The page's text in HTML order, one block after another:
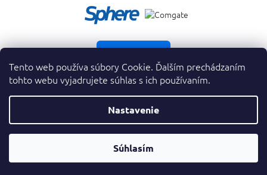
Tento web používa súbory Cookie. Ďalším prechádzaním
tohto webu vyjadrujete súhlas s ich používaním.
Nastavenie
Súhlasím
Vytvoril Shoptet Premium
Copyright 2026krasnevone.sk. Všetky práva vyhradené.
Prevodník
Parfumov